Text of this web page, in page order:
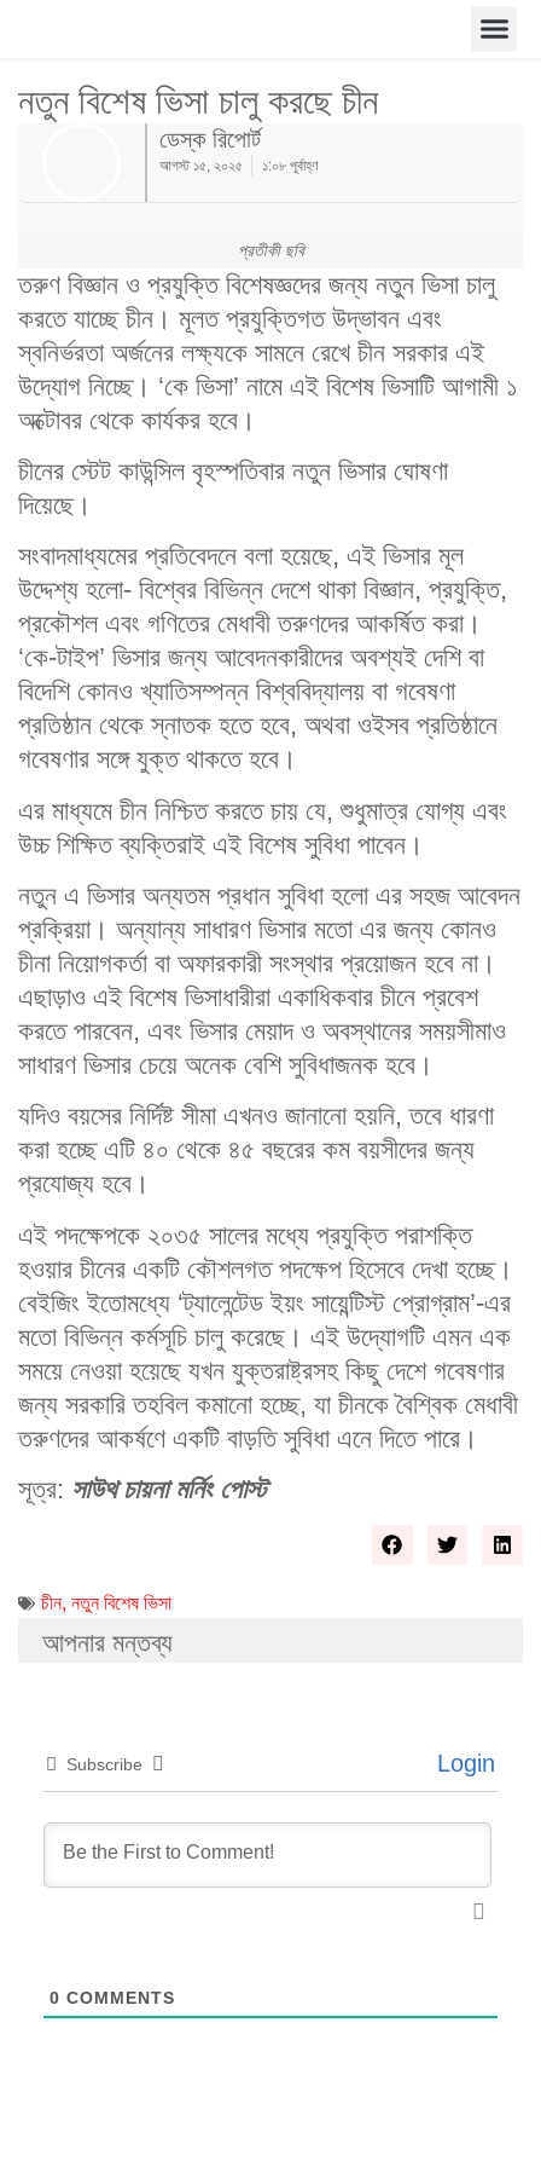
নতুন বিশেষ ভিসা চালু করছে চীন
ডেস্ক রিপোর্ট
আগস্ট ১৫, ২০২৫ ১:০৮ পূর্বাহ্ণ
প্রতীকী ছবি
তরুণ বিজ্ঞান ও প্রযুক্তি বিশেষজ্ঞদের জন্য নতুন ভিসা চালু
করতে যাচ্ছে চীন। মূলত প্রযুক্তিগত উদ্ভাবন এবং
স্বনির্ভরতা অর্জনের লক্ষ্যকে সামনে রেখে চীন সরকার এই
উদ্যোগ নিচ্ছে। ‘কে ভিসা’ নামে এই বিশেষ ভিসাটি আগামী ১
অক্টোবর থেকে কার্যকর হবে।
চীনের স্টেট কাউন্সিল বৃহস্পতিবার নতুন ভিসার ঘোষণা
দিয়েছে।
সংবাদমাধ্যমের প্রতিবেদনে বলা হয়েছে, এই ভিসার মূল
উদ্দেশ্য হলো- বিশ্বের বিভিন্ন দেশে থাকা বিজ্ঞান, প্রযুক্তি,
প্রকৌশল এবং গণিতের মেধাবী তরুণদের আকর্ষিত করা।
‘কে-টাইপ’ ভিসার জন্য আবেদনকারীদের অবশ্যই দেশি বা
বিদেশি কোনও খ্যাতিসম্পন্ন বিশ্ববিদ্যালয় বা গবেষণা
প্রতিষ্ঠান থেকে স্নাতক হতে হবে, অথবা ওইসব প্রতিষ্ঠানে
গবেষণার সঙ্গে যুক্ত থাকতে হবে।
এর মাধ্যমে চীন নিশ্চিত করতে চায় যে, শুধুমাত্র যোগ্য এবং
উচ্চ শিক্ষিত ব্যক্তিরাই এই বিশেষ সুবিধা পাবেন।
নতুন এ ভিসার অন্যতম প্রধান সুবিধা হলো এর সহজ আবেদন
প্রক্রিয়া। অন্যান্য সাধারণ ভিসার মতো এর জন্য কোনও
চীনা নিয়োগকর্তা বা অফারকারী সংস্থার প্রয়োজন হবে না।
এছাড়াও এই বিশেষ ভিসাধারীরা একাধিকবার চীনে প্রবেশ
করতে পারবেন, এবং ভিসার মেয়াদ ও অবস্থানের সময়সীমাও
সাধারণ ভিসার চেয়ে অনেক বেশি সুবিধাজনক হবে।
যদিও বয়সের নির্দিষ্ট সীমা এখনও জানানো হয়নি, তবে ধারণা
করা হচ্ছে এটি ৪০ থেকে ৪৫ বছরের কম বয়সীদের জন্য
প্রযোজ্য হবে।
এই পদক্ষেপকে ২০৩৫ সালের মধ্যে প্রযুক্তি পরাশক্তি
হওয়ার চীনের একটি কৌশলগত পদক্ষেপ হিসেবে দেখা হচ্ছে।
বেইজিং ইতোমধ্যে ‘ট্যালেন্টেড ইয়ং সায়েন্টিস্ট প্রোগ্রাম’-এর
মতো বিভিন্ন কর্মসূচি চালু করেছে। এই উদ্যোগটি এমন এক
সময়ে নেওয়া হয়েছে যখন যুক্তরাষ্ট্রসহ কিছু দেশে গবেষণার
জন্য সরকারি তহবিল কমানো হচ্ছে, যা চীনকে বৈশ্বিক মেধাবী
তরুণদের আকর্ষণে একটি বাড়তি সুবিধা এনে দিতে পারে।
সূত্র: সাউথ চায়না মর্নিং পোস্ট
চীন, নতুন বিশেষ ভিসা
আপনার মন্তব্য
Subscribe Login
0 COMMENTS